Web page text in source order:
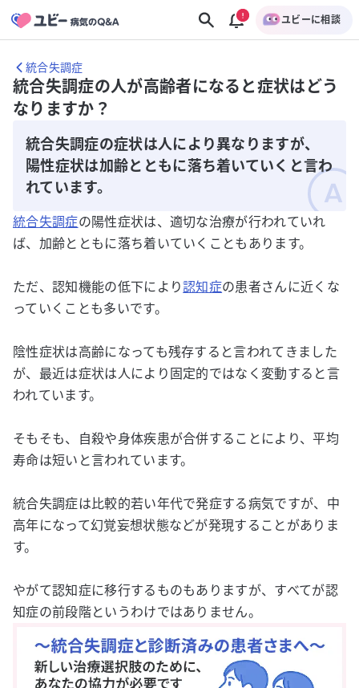
ユビーに相談
統合失調症
統合失調症の人が高齢者になると症状はどう
なりますか？
統合失調症の症状は人により異なりますが、
陽性症状は加齢とともに落ち着いていくと言わ
れています。
統合失調症の陽性症状は、適切な治療が行われていれ
ば、加齢とともに落ち着いていくこともあります。
ただ、認知機能の低下により認知症の患者さんに近くな
っていくことも多いです。
陰性症状は高齢になっても残存すると言われてきました
が、最近は症状は人により固定的ではなく変動すると言
われています。
そもそも、自殺や身体疾患が合併することにより、平均
寿命は短いと言われています。
統合失調症は比較的若い年代で発症する病気ですが、中
高年になって幻覚妄想状態などが発現することがありま
す。
やがて認知症に移行するものもありますが、すべてが認
知症の前段階というわけではありません。